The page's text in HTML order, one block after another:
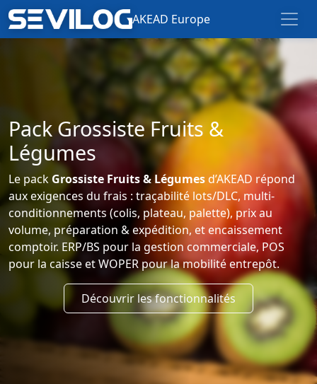
AKEAD Europe
Pack Grossiste Fruits &
Légumes
Le pack Grossiste Fruits & Légumesd’AKEAD répond
aux exigences du frais : traçabilité lots/DLC, multi-
conditionnements (colis, plateau, palette), prix au
volume, préparation & expédition, et encaissement
comptoir. ERP/BS pour la gestion commerciale, POS
pour la caisse et WOPER pour la mobilité entrepôt.
Découvrir les fonctionnalités